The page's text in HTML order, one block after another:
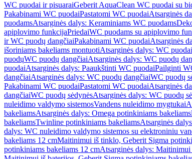
WC puodai ir pisuaraiGeberit AquaClean WC puodai su
Pakabinami WC puodaiPastatomi WC puodaiAtsarginės
puodamsAtsarginės dalys: Keraminiams WC puodams
apiplovimo funkcijaPriedaiWC puodams su apiplovimo
ir WC puodų dangčiaiPakabinami WC puodaiAtsarginės
išoriniams bakeliams montuotiAtsarginės dalys: WC
puodųWC puodų dangčiaiAtsarginės dalys: WC puodų
puodaiAtsarginės dalys: Paaukštinti WC puodaiPailginti
dangčiaiAtsarginės dalys: WC puodų dangčiaiWC puodų
Pakabinami WC puodaiPastatomi WC puodaiAtsarginės
dangčiaiWC puodų sėdynėsAtsarginės dalys: WC puodų
nuleidimo valdymo sistemosVandens nuleidimo mygtukai
bakeliamsAtsarginės dalys: Omega potinkiniams bakeliams
bakeliamsTwinline potinkiniams bakeliamsAtsarginės
dalys: WC nuleidimo valdymo sistemos su elektroniniu
bakeliams 12 cmMaitinimui iš tinklo, Geberit Sigma
potinkiniams bakeliams 12 cmAtsarginės dalys: